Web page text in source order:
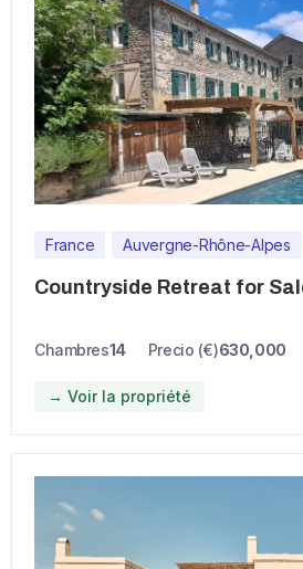
France Auvergne-Rhône-Alpes
Countryside Retreat for
Chambres14 Precio (€)630,000
→ Voir la propriété